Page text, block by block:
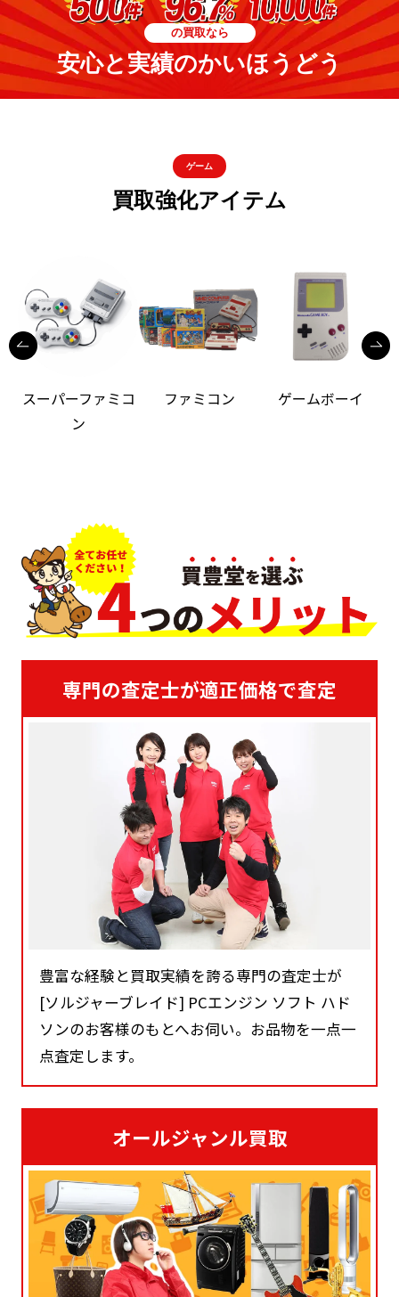
の買取なら
安心と実績のかいほうどう
ゲーム
買取強化アイテム
スーパーファミコ
ン
ファミコン ゲームボーイ
専門の査定士が適正価格で査定
豊富な経験と買取実績を誇る専門の査定士が
[ソルジャーブレイド] PCエンジン ソフト ハド
ソンのお客様のもとへお伺い。お品物を一点一
点査定します。
オールジャンル買取